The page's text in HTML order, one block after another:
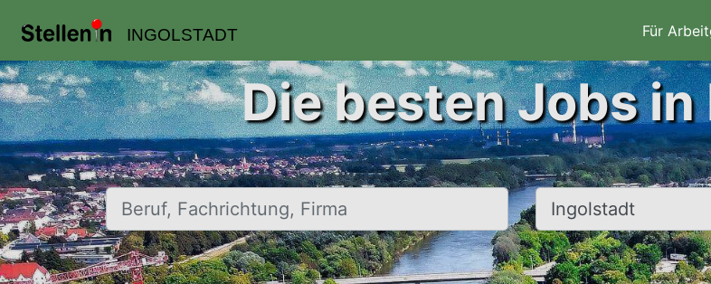
INGOLSTADT Für
Die besten Jobs
Beruf, Fachrichtung, Firma Ort, Stadt